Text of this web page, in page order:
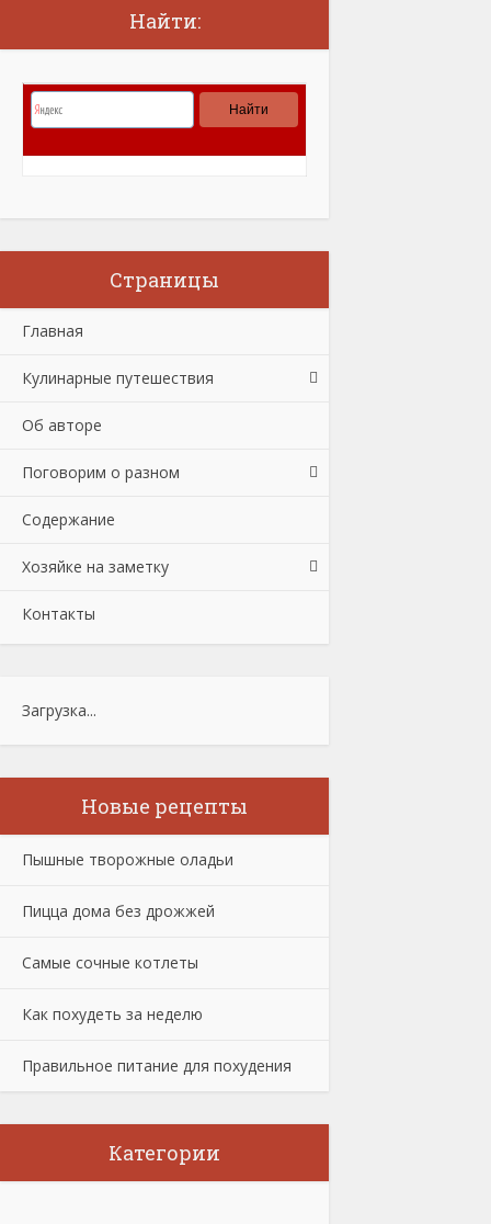
Найти:
Страницы
Главная
Кулинарные путешествия
Об авторе
Поговорим о разном
Содержание
Хозяйке на заметку
Контакты
Загрузка...
Новые рецепты
Пышные творожные оладьи
Пицца дома без дрожжей
Самые сочные котлеты
Как похудеть за неделю
Правильное питание для похудения
Категории